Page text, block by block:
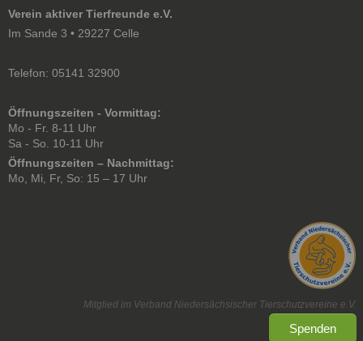
Verein aktiver Tierfreunde e.V.
Im Sande 3 • 29227 Celle
Telefon: 05141 32900
Öffnungszeiten - Vormittag:
Mo - Fr. 8-11 Uhr
Sa - So. 10-11 Uhr
Öffnungszeiten – Nachmittag:
Mo, Mi, Fr, So: 15 – 17 Uhr
Mitglied im Verband Niedersächsischer Tierschutzvereine e.V.
Spenden